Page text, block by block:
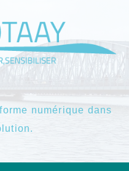
numérique dans